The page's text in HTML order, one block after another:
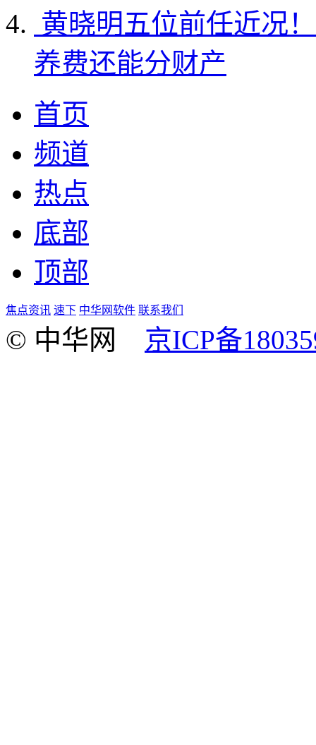
黄晓明五位前任近况
养费还能分财产
首页
频道
热点
底部
顶部
焦点资讯 速下 中华网软件 联系我们
© 中华网 京ICP备